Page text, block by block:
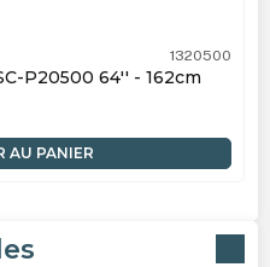
1320500
Imprimante grand format SC-P20500 64'' - 162cm
AU PANIER